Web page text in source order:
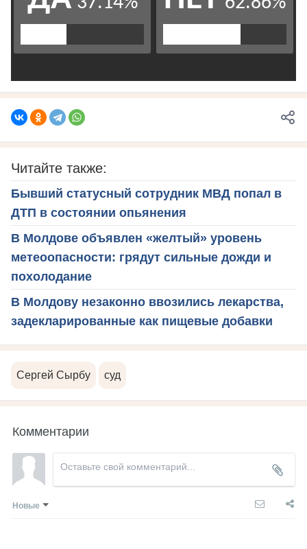
Читайте также:
Бывший статусный сотрудник МВД попал в
ДТП в состоянии опьянения
В Молдове объявлен «желтый» уровень
метеоопасности: грядут сильные дожди и
похолодание
В Молдову незаконно ввозились лекарства,
задекларированные как пищевые добавки
Сергей Сырбу суд
Комментарии
Новые